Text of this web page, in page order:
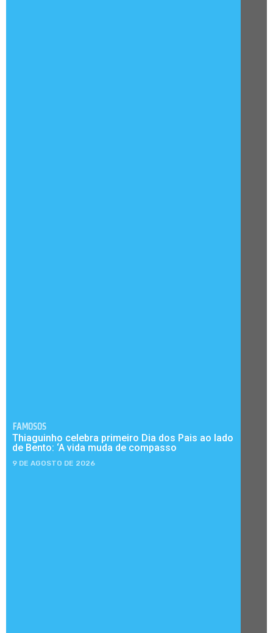
FAMOSOS
Thiaguinho celebra primeiro Dia dos Pais ao lado
de Bento: ‘A vida muda de compasso
9 DE AGOSTO DE 2026